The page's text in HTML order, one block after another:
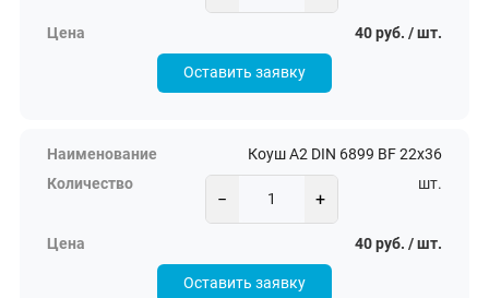
40 руб. / шт.
Оставить заявку
Коуш А2 DIN 6899 BF 22х36
− +
шт.
40 руб. / шт.
Оставить заявку